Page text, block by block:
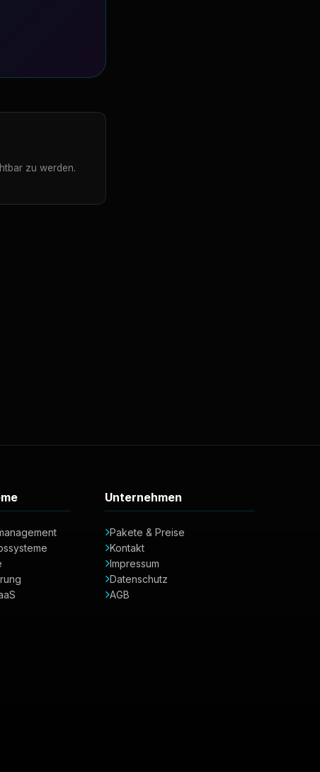
zu werden.
Unternehmen
Pakete & Preise
Kontakt
Impressum
Datenschutz
AGB